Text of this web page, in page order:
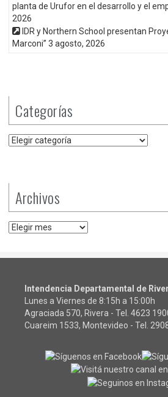
planta de Urufor en el desarrollo y el
2026
IDR y Northern School presentan
Marconi” 3 agosto, 2026
Categorías
Categorías
Archivos
Archivos
Intendencia Departamental de
Lunes a Viernes de 8:15h a 15:00h
Agraciada 570, Rivera - Tel. 4623
Cuareim 1533, Montevideo - Tel.